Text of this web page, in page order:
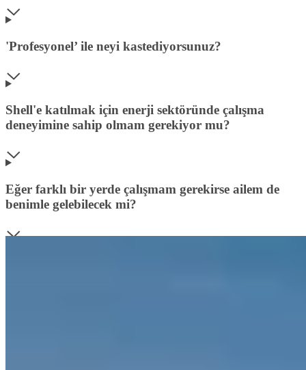
'Profesyonel’ ile neyi kastediyorsunuz?
Shell'e katılmak için enerji sektöründe çalışma
deneyimine sahip olmam gerekiyor mu?
Eğer farklı bir yerde çalışmam gerekirse ailem de
benimle gelebilecek mi?